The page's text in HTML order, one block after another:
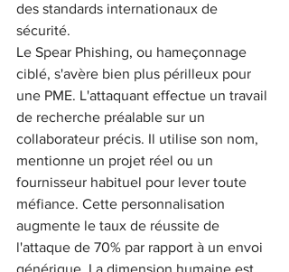
des standards internationaux de
sécurité.
Le Spear Phishing, ou hameçonnage
ciblé, s'avère bien plus périlleux pour
une PME. L'attaquant effectue un travail
de recherche préalable sur un
collaborateur précis. Il utilise son nom,
mentionne un projet réel ou un
fournisseur habituel pour lever toute
méfiance. Cette personnalisation
augmente le taux de réussite de
l'attaque de 70% par rapport à un envoi